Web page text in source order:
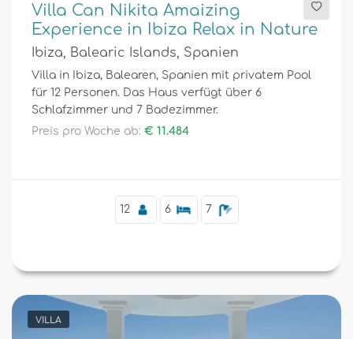
Villa Can Nikita Amaizing
Experience in Ibiza Relax in Nature
Ibiza, Balearic Islands, Spanien
Villa in Ibiza, Balearen, Spanien mit privatem Pool
für 12 Personen. Das Haus verfügt über 6
Schlafzimmer und 7 Badezimmer.
Preis pro Woche ab: € 11.484
12 6 7
VILLA